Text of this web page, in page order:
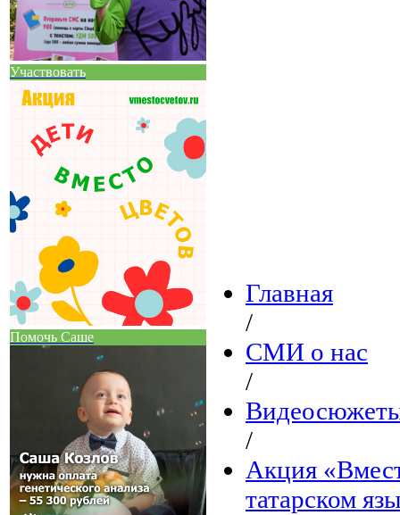
Участвовать
Помочь Саше
Главная
/
СМИ о нас
/
/
Акция
татарском